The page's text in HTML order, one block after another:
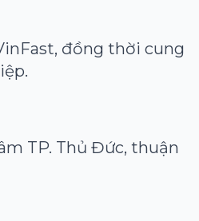
đồng thời cung
TP. Thủ Đức, thuận